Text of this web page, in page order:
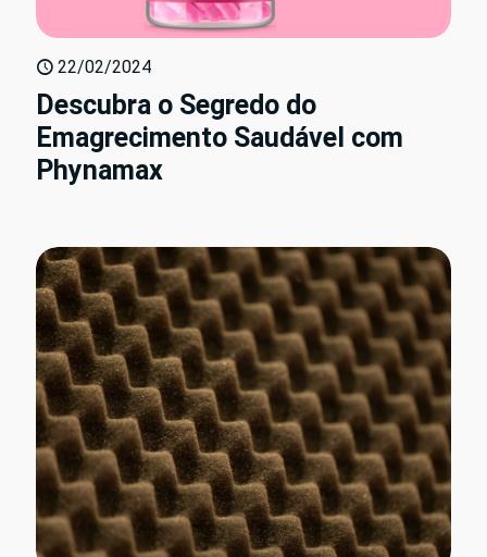
22/02/2024
Descubra o Segredo do
Emagrecimento Saudável com
Phynamax